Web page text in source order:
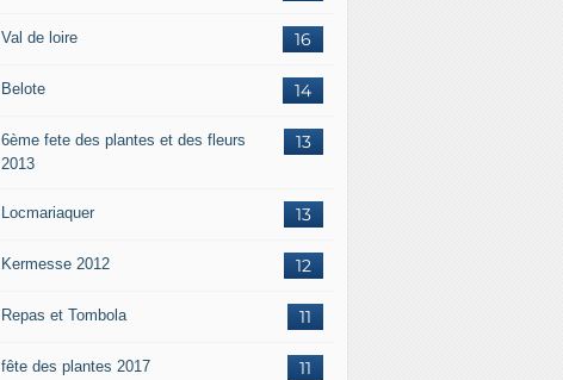
16
Val de loire
14
Belote
13
6ème fete des plantes et des fleurs
2013
13
Locmariaquer
12
Kermesse 2012
11
Repas et Tombola
11
fête des plantes 2017